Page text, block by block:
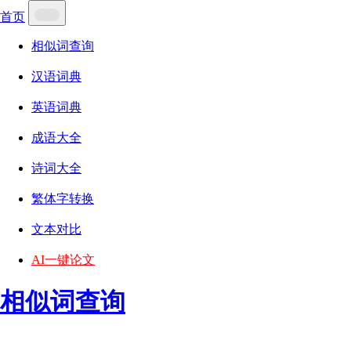
首页
相似词查询
汉语词典
英语词典
成语大全
诗词大全
繁体字转换
文本对比
AI一键论文
相似词查询